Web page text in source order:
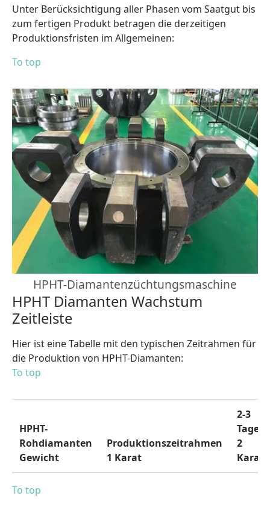
Unter Berücksichtigung aller Phasen vom Saatgut bis
zum fertigen Produkt betragen die derzeitigen
Produktionsfristen im Allgemeinen:
To top
HPHT-Diamantenzüchtungsmaschine
HPHT Diamanten Wachstum
Zeitleiste
Hier ist eine Tabelle mit den typischen Zeitrahmen für
die Produktion von HPHT-Diamanten:
To top
HPHT-
Rohdiamanten
Gewicht
Produktionszeitrahmen
1 Karat
2-3
Tage
2
Karat
To top